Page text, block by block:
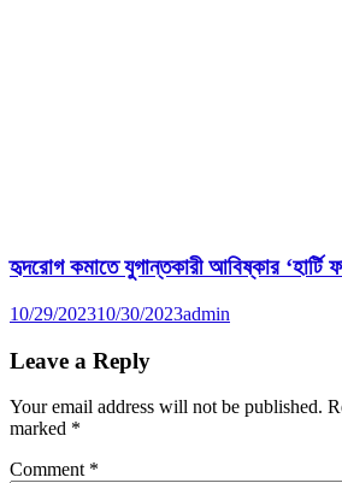
হৃদরোগ কমাতে যুগান্তকারী আবিষ্কার ‘হার্টি
10/29/202310/30/2023admin
Leave a Reply
Your email address will not be published.
marked *
Comment *